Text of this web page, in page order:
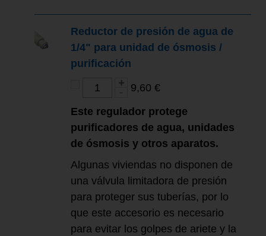
Reductor de presión de agua de
1/4" para unidad de ósmosis /
purificación
9,60 €
Este regulador protege
purificadores de agua, unidades
de ósmosis y otros aparatos.
Algunas viviendas no disponen de
una válvula limitadora de presión
para proteger sus tuberías, por lo
que este accesorio es necesario
para evitar los golpes de ariete y la